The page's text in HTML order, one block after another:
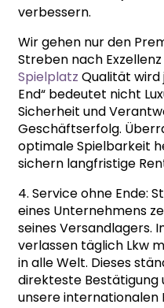
verbessern.
Wir gehen nur den
Streben nach
Spielplatz Qualität wird
End“ bedeutet nicht
Sicherheit und
Geschäftserfolg.
optimale Spielbarkeit
sichern langfristige
4. Service ohne Ende:
eines Unternehmens
seines Versandlagers.
verlassen täglich Lkw
in alle Welt. Dieses
direkteste
unsere internationalen